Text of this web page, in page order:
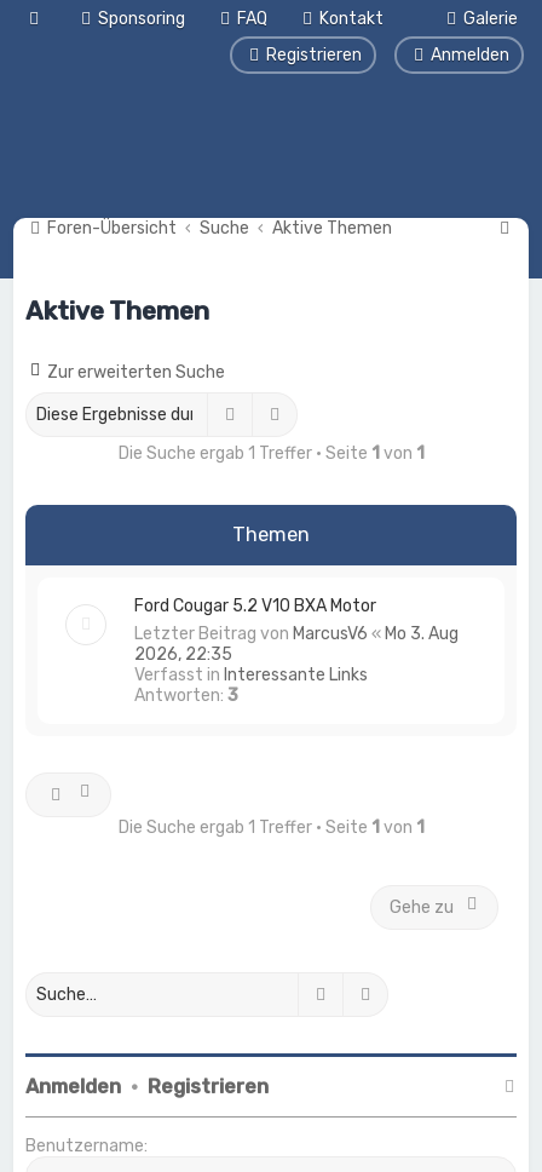
Galerie
Sponsoring FAQ
Kontakt
Anmelden
Registrieren
Foren-Übersicht Suche Aktive Themen
S
Aktive Themen
Zur erweiterten Suche
Suche
Die Suche ergab 1 Treffer • Seite 1 von 1
Themen
Ford Cougar 5.2 V10 BXA Motor
Letzter Beitrag von MarcusV6 « Mo 3. Aug
2026, 22:35
Verfasst in Interessante Links
Antworten:3
Die Suche ergab 1 Treffer • Seite 1 von 1
Gehe zu
Suche
Anmelden • Registrieren
Benutzername: